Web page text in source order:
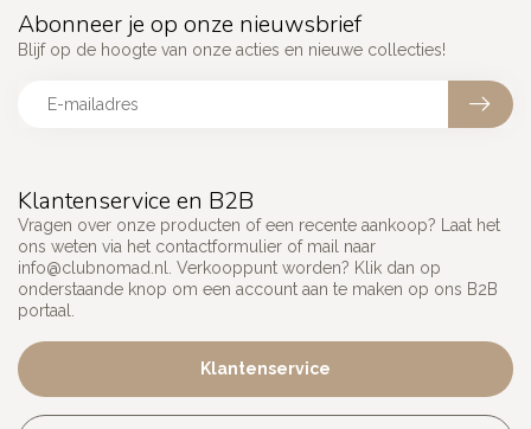
Klantenservice en B2B
Vragen over onze producten of een recente aankoop? Laat het
ons weten via het contactformulier of mail naar
info@clubnomad.nl
. Verkooppunt worden? Klik dan op
onderstaande knop om een account aan te maken op ons B2B
portaal.
Klantenservice
Abonneer je op onze nieuwsbrief
Blijf op de hoogte van onze acties en nieuwe collecties!